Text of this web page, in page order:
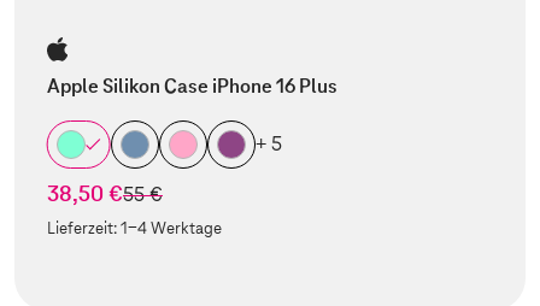
Apple Silikon Case iPhone 16 Plus
+ 5
38,50 €statt
55 €
Lieferzeit:1-4 Werktage